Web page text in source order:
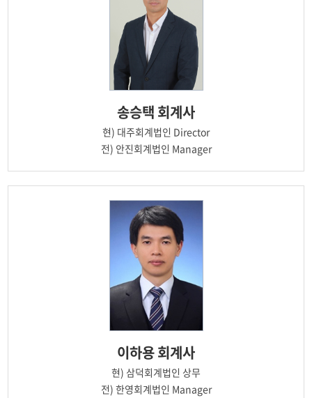
송승택 회계사
현) 대주회계법인 Director
전) 안진회계법인 Manager
이하용회계사
현) 삼덕회계법인 상무
전) 한영회계법인 Manager